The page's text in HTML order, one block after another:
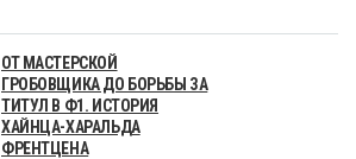
ОТ МАСТЕРСКОЙ
ГРОБОВЩИКА ДО БОРЬБЫ ЗА
ТИТУЛ В Ф1. ИСТОРИЯ
ХАЙНЦА-ХАРАЛЬДА
ФРЕНТЦЕНА